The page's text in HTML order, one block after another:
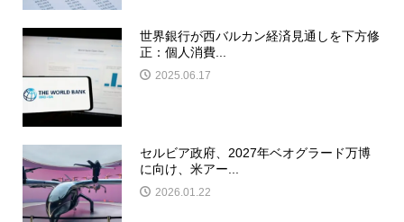
世界銀行が西バルカン経済見通しを下方修
正：個人消費...
2025.06.17
セルビア政府、2027年ベオグラード万博
に向け、米アー...
2026.01.22